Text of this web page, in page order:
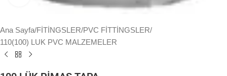
Ana Sayfa/FİTİNGSLER/PVC FİTTİNGSLER/
110(100) LUK PVC MALZEMELER